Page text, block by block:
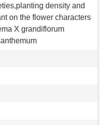
density and
on the flower characters
X grandiflorum